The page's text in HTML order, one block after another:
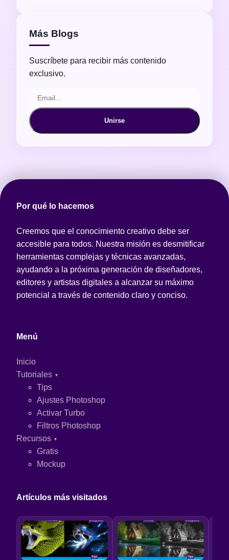
Más Blogs
Suscríbete para recibir más contenido
exclusivo.
Unirse
Por qué lo hacemos
Creemos que el conocimiento creativo debe ser
accesible para todos. Nuestra misión es desmitificar
herramientas complejas y técnicas avanzadas,
ayudando a la próxima generación de diseñadores,
editores y artistas digitales a alcanzar su máximo
potencial a través de contenido claro y conciso.
Menú
Inicio
Tutoriales
Tips
Ajustes Photoshop
Activar Turbo
Filtros Photoshop
Recursos
Gratis
Mockup
Artículos más visitados